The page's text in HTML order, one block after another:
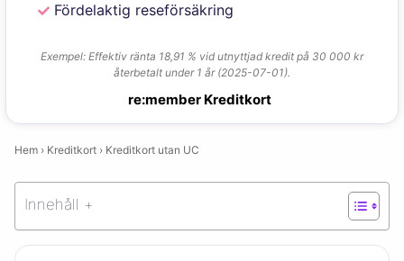
Fördelaktig reseförsäkring
Exempel: Effektiv ränta 18,91 % vid utnyttjad kredit på 30 000 kr
återbetalt under 1 år (2025-07-01).
re:member Kreditkort
Hem › Kreditkort › Kreditkort utan UC
Innehåll +